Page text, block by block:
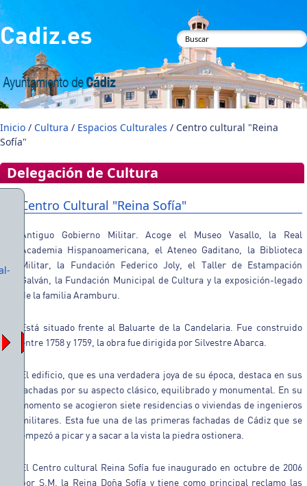
Pasar al contenido principal
Cadiz.es
Formulario de
búsqueda
Inicio / Cultura / Espacios Culturales / Centro cultural "Reina
Sofía"
Delegación de Cultura
Centro Cultural "Reina Sofía"
Antiguo Gobierno Militar. Acoge el Museo Vasallo, la Real
Academia Hispanoamericana, el Ateneo Gaditano, la Biblioteca
Militar, la Fundación Federico Joly, el Taller de Estampación
Galván, la Fundación Municipal de Cultura y la exposición-legado
de la familia Aramburu.
Está situado frente al Baluarte de la Candelaria. Fue construido
entre 1758 y 1759, la obra fue dirigida por Silvestre Abarca.
El edificio, que es una verdadera joya de su época, destaca en sus
fachadas por su aspecto clásico, equilibrado y monumental. En su
momento se acogieron siete residencias o viviendas de ingenieros
militares. Esta fue una de las primeras fachadas de Cádiz que se
empezó a picar y a sacar a la vista la piedra ostionera.
El Centro cultural Reina Sofía fue inaugurado en octubre de 2006
por S.M. la Reina Doña Sofía y tiene como principal reclamo las